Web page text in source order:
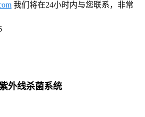
我们将在24小时内与您联系，非常
线杀菌系统